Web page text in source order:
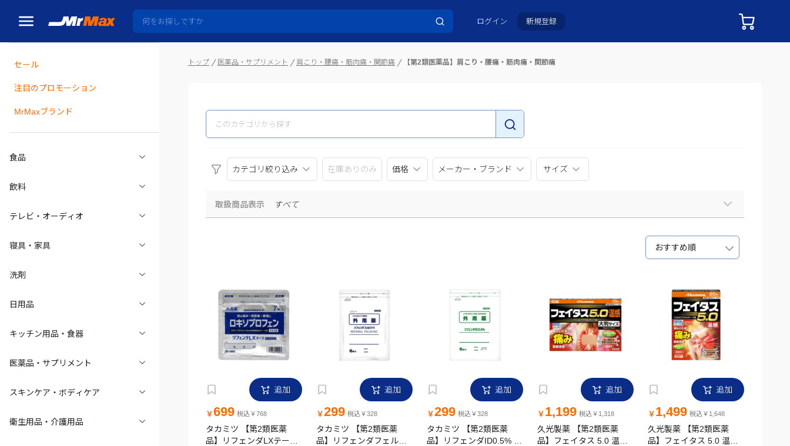
ログイン 新規登録
セール
注目のプロモーション
MrMaxブランド
食品
飲料
テレビ・オーディオ
寝具・家具
洗剤
日用品
キッチン用品・食器
医薬品・サプリメント
スキンケア・ボディケア
衛生用品・介護用品
トップ 医薬品・サプリメント 肩こり・腰痛・筋肉痛・関節痛 【第2類医薬品】肩こり・腰痛・筋肉痛・関節痛
カテゴリ絞り込み 在庫ありのみ 価格 メーカー・ブランド サイズ
取扱商品表示 すべて
おすすめ順
追加
￥699 税込￥768
タカミツ 【第2類医薬
品】リフェンダLXテープ
追加
￥299 税込￥328
タカミツ 【第2類医薬
品】リフェンダフェルビ
追加
￥299 税込￥328
タカミツ 【第2類医薬
品】リフェンダID0.5% 6
追加
￥ 1,199 税込￥1,318
久光製薬 【第2類医薬
品】フェイタス 5.0 温感
追加
￥ 1,499 税込￥1,648
久光製薬 【第2類医薬
品】フェイタス 5.0 温感